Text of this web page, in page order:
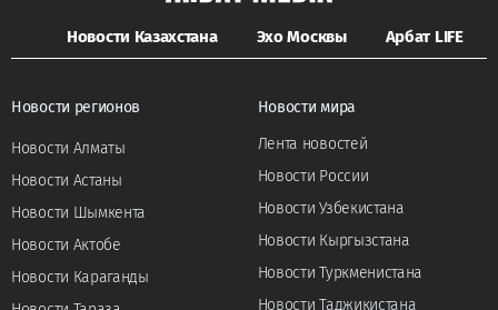
Новости Казахстана Эхо Москвы Арбат LIFE
Новости регионов
Новости Алматы
Новости Астаны
Новости Шымкента
Новости Актобе
Новости Караганды
Новости мира
Лента новостей
Новости России
Новости Узбекистана
Новости Кыргызстана
Новости Туркменистана
Новости Таджикистана